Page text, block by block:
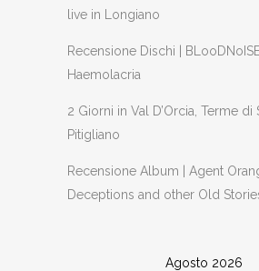
live in Longiano
Recensione Dischi |
Haemolacria
2 Giorni in Val D’Orcia, Terme di
Pitigliano
Recensione Album | Agent
Deceptions and other Old
Agosto 2026